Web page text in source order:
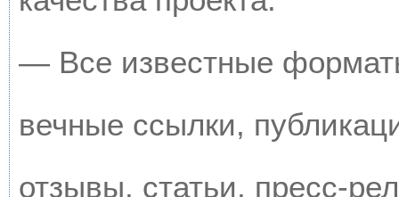
— Все известные
вечные ссылки,
отзывы, статьи, пресс-